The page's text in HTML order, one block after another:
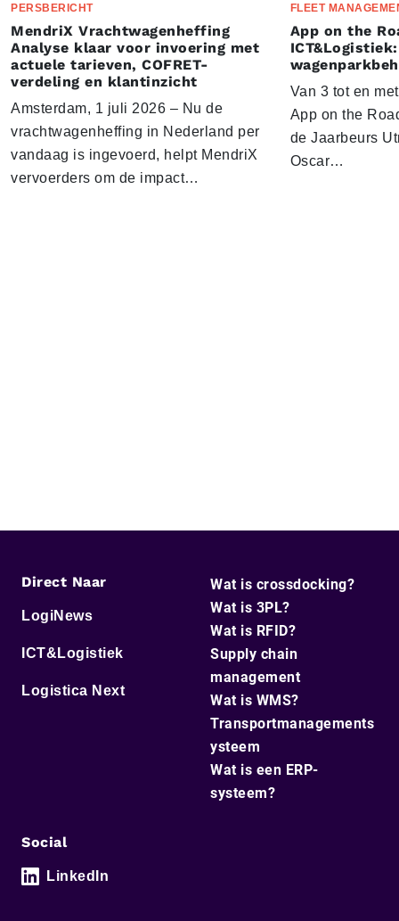
PERSBERICHT
MendriX Vrachtwagenheffing
Analyse klaar voor invoering met
actuele tarieven, COFRET-
verdeling en klantinzicht
Amsterdam, 1 juli 2026 – Nu de
vrachtwagenheffing in Nederland per
vandaag is ingevoerd, helpt MendriX
vervoerders om de impact…
FLEET
App on the
Van 3 tot en
App on the
de Jaarbeurs
Oscar…
Direct Naar
LogiNews
ICT&Logistiek
Logistica Next
Wat is crossdocking?
Wat is 3PL?
Wat is RFID?
Supply chain
management
Wat is WMS?
Transportmanagements
ysteem
Wat is een ERP-
systeem?
Social
LinkedIn